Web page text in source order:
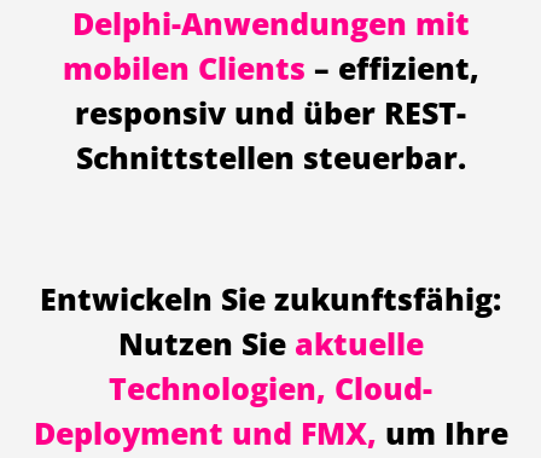
Delphi-Anwendungen mit
mobilen Clients – effizient,
responsiv und über REST-
Schnittstellen steuerbar.
Entwickeln Sie zukunftsfähig:
Nutzen Sie aktuelle
Technologien, Cloud-
Deployment und FMX, um Ihre